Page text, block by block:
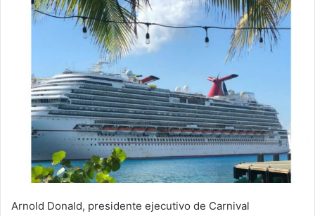
Arnold Donald, presidente ejecutivo de Carnival